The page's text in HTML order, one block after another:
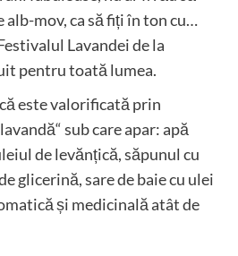
alb-mov, ca să fiți în ton cu…
Lavandei de la
pentru toată lumea.
este valorificată prin
sub care apar: apă
de levănțică, săpunul cu
glicerină, sare de baie cu ulei
și medicinală atât de